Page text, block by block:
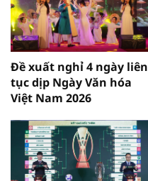
Đề xuất nghỉ 4 ngày liên
tục dịp Ngày Văn hóa
Việt Nam 2026